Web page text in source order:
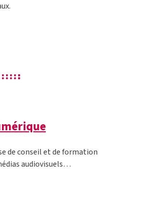
de conseil et de formation
audiovisuels…